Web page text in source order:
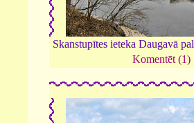
Skanstupītes ieteka Daugavā
Komentēt (1)